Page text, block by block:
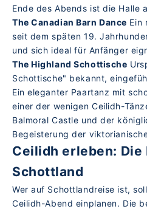
Ende des Abends ist die Halle
The Canadian Barn Dance Ein
seit dem späten 19.
und sich ideal für Anfänger
The Highland Schottische
Schottische" bekannt,
Ein eleganter Paartanz mit
einer der wenigen Ceilidh-
Balmoral Castle und der
Begeisterung der
Ceilidh erleben: Die
Schottland
Wer auf Schottlandreise ist,
Ceilidh-Abend einplanen. Die